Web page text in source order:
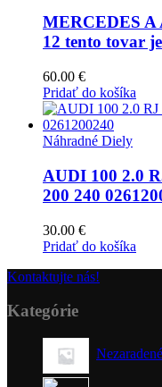
MERCEDES A
12 tento tovar
60.00 €
Pridať do košíka
Náhradné Diely
AUDI 100 2.0
200 240
30.00 €
Pridať do košíka
Kontaktujte nás!
Kategórie
Nezaradené